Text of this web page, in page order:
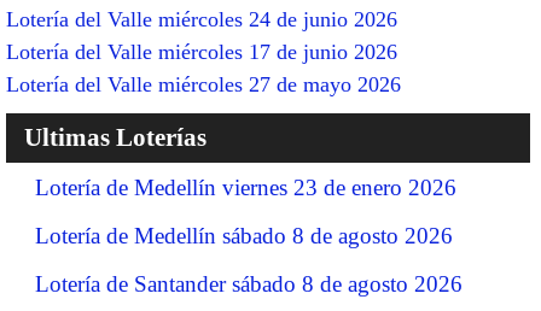
Lotería del Valle miércoles 24 de junio 2026
Lotería del Valle miércoles 17 de junio 2026
Lotería del Valle miércoles 27 de mayo 2026
Ultimas Loterías
Lotería de Medellín viernes 23 de enero 2026
Lotería de Medellín sábado 8 de agosto 2026
Lotería de Santander sábado 8 de agosto 2026